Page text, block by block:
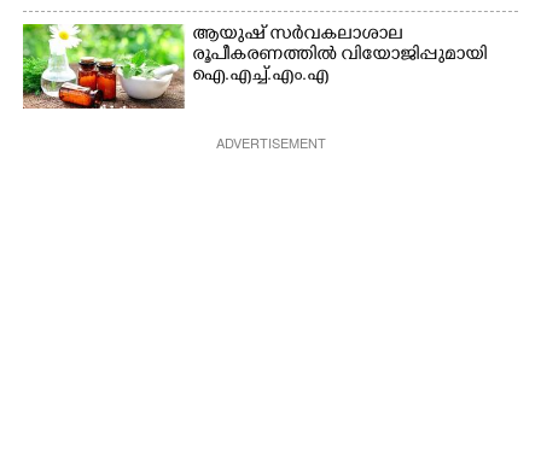
ആയുഷ് സർവകലാശാല
രൂപീകരണത്തിൽ വിയോജിപ്പുമായി
ഐ.എച്ച്.എം.എ
ADVERTISEMENT